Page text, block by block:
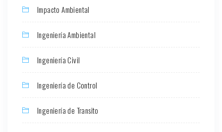
Impacto Ambiental
Ingeniería Ambiental
Ingeniería Civil
Ingeniería de Control
Ingeniería de Transito